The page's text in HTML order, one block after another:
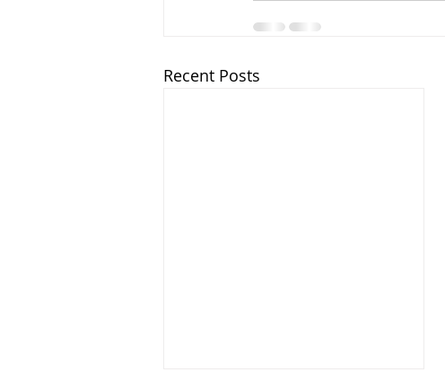
Recent Posts